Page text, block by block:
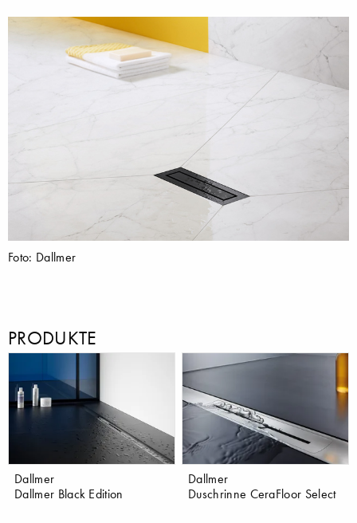
Foto: Dallmer
PRODUKTE
Dallmer
Dallmer Black Edition
Dallmer
Duschrinne CeraFloor Select